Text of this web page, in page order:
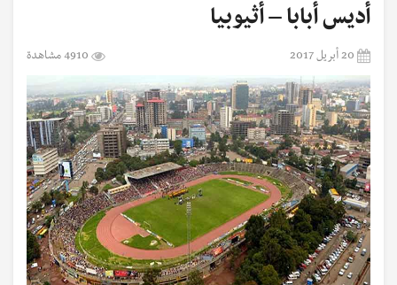
أديس أبابا – أثيوبيا
20 أبريل 2017 4910 مشاهدة